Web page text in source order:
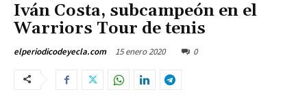
Iván Costa, subcampeón en el
Warriors Tour de tenis
elperiodicodeyecla.com 15 enero 2020 0